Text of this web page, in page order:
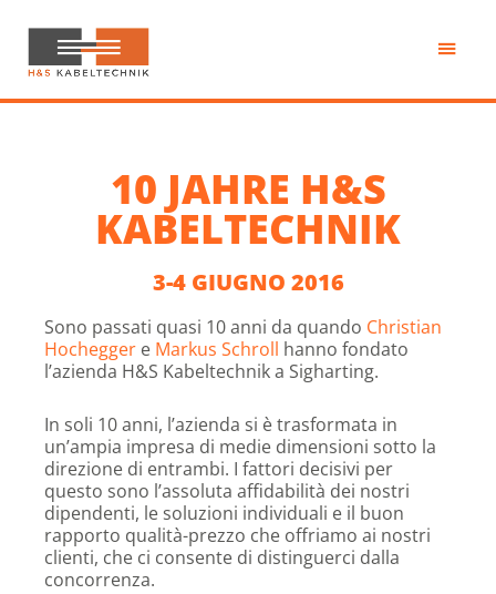
contenuto
principale
H&S
Kabeltechnik
10 JAHRE H&S
KABELTECHNIK
3-4 GIUGNO 2016
Sono passati quasi 10 anni da quando Christian
Hochegger e Markus Schroll hanno fondato
l’azienda H&S Kabeltechnik a Sigharting.
In soli 10 anni, l’azienda si è trasformata in
un’ampia impresa di medie dimensioni sotto la
direzione di entrambi. I fattori decisivi per
questo sono l’assoluta affidabilità dei nostri
dipendenti, le soluzioni individuali e il buon
rapporto qualità-prezzo che offriamo ai nostri
clienti, che ci consente di distinguerci dalla
concorrenza.